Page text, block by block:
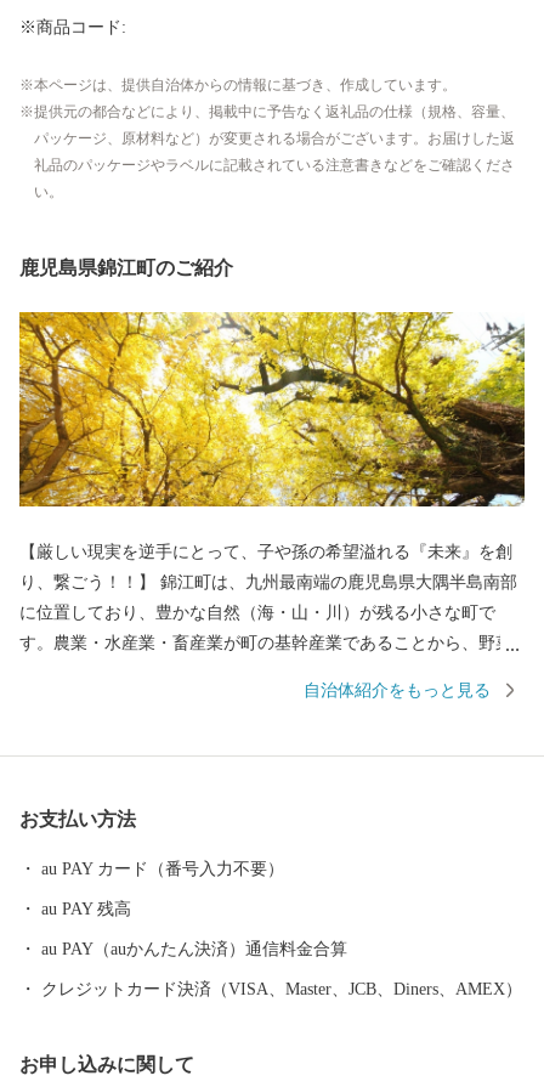
※商品コード:
本ページは、提供自治体からの情報に基づき、作成しています。
提供元の都合などにより、掲載中に予告なく返礼品の仕様（規格、容量、
パッケージ、原材料など）が変更される場合がございます。お届けした返
礼品のパッケージやラベルに記載されている注意書きなどをご確認くださ
い。
鹿児島県錦江町のご紹介
【厳しい現実を逆手にとって、子や孫の希望溢れる『未来』を創
り、繋ごう！！】 錦江町は、九州最南端の鹿児島県大隅半島南部
に位置しており、豊かな自然（海・山・川）が残る小さな町で
す。農業・水産業・畜産業が町の基幹産業であることから、野菜
そんな錦江町では、日本や町の宝である「子どもたち」に厳しい
創り・繋いでいく為のプロジェクトが策定されました。それが ”錦
（町）・寄附者の皆さまの「想い」を直接町の力に変え、錦江町
ふるさと納税に関わっていただく皆さまとの「絆」を深めるため
に、寄附者の皆さまが町の「取り組み」や事業者の「想い」に共
自治体紹介をもっと見る
お支払い方法
au PAY カード（番号入力不要）
au PAY 残高
au PAY（auかんたん決済）通信料金合算
クレジットカード決済（VISA、Master、JCB、Diners、AMEX）
お申し込みに関して